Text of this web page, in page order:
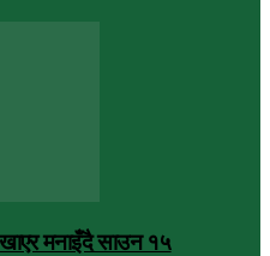
मनाइँदै साउन १५